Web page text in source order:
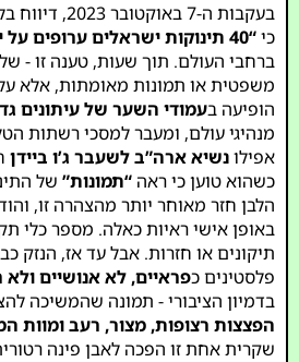
בעקבות ה-7
כי“40 תינוקות ישראלים ערופים על ידי חמאס”
ברחבי העולם. תוך שעות, טענה זו -
משפטית או תמונות מאומתות, אלא
הופיעה בעמודי השער של עיתונים
מנהיגי עולם, ומעבר למסכי רשתות
אפילונשיא ארה”ב לשעבר ג’ו ביידן
כשהוא טוען כי ראה“תמונות” של
הלבן חזר מאוחר יותר מהצהרה זו,
באופן אישי ראיות כאלה. מספר כלי
תיקונים או חזרות. אבל עד אז, הנזק
פלסטינים כפראיים, לא אנושיים ולא
בדמיון הציבורי - תמונה שהמשיכה
הפצצות רצופות, מצור, רעב ומוות
שקרית אחת זו הפכה לאבן פינה